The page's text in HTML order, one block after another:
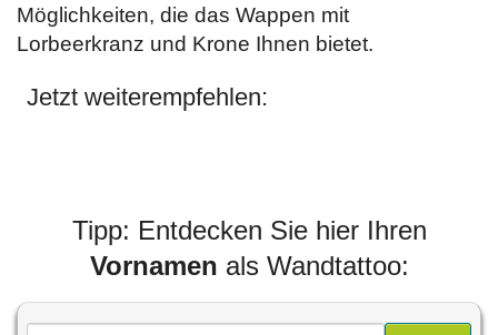
Möglichkeiten, die das Wappen mit
Lorbeerkranz und Krone Ihnen bietet.
Jetzt weiterempfehlen:
Tipp: Entdecken Sie hier Ihren
Vornamen als Wandtattoo: